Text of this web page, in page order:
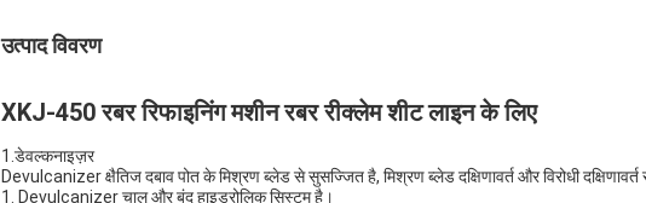
उत्पाद विवरण
XKJ-450 रबर रिफाइनिंग मशीन रबर रीक्लेम शीट लाइन के लिए
1.डेवल्कनाइज़र
Devulcanizer क्षैतिज दबाव पोत के मिश्रण ब्लेड से सुसज्जित है, मिश्रण ब्लेड दक्षिणावर्त और विरोधी
1. Devulcanizer चालू और बंद हाइड्रोलिक सिस्टम है।